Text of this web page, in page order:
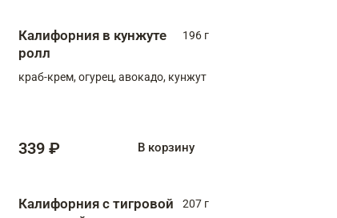
Калифорния в кунжуте
ролл
196 г
краб-крем, огурец, авокадо, кунжут
339 ₽ В корзину
Калифорния с тигровой
207 г